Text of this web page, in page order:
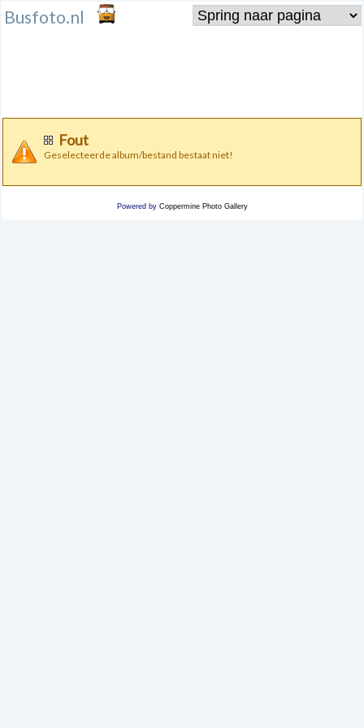
Busfoto.nl
Fout
Geselecteerde album/bestand bestaat niet!
Powered by Coppermine Photo Gallery